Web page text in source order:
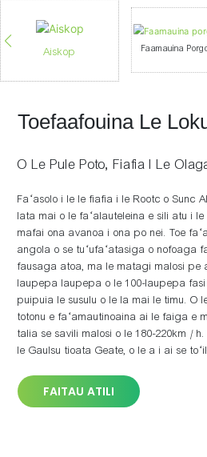
Aiskop Faamauina
Toefaafouina Le
O Le Pule Poto, Fiafia I Le
Faʻasolo i le le fiafia i le Rootc o Sunc
lata mai o le faʻalauteleina e sili atu i le
mafai ona avanoa i ona po nei. Toe
angola o se tuʻufaʻatasiga o nofoaga
fausaga atoa, ma le matagi malosi pe
laupepa laupepa o le 100-laupepa
puipuia le susulu o le la mai le timu. O
totonu e faʻamautinoaina ai le faiga e
talia se savili malosi o le 180-220km /
le Gaulsu tioata Geate, o le a i ai se
FAITAU ATILI